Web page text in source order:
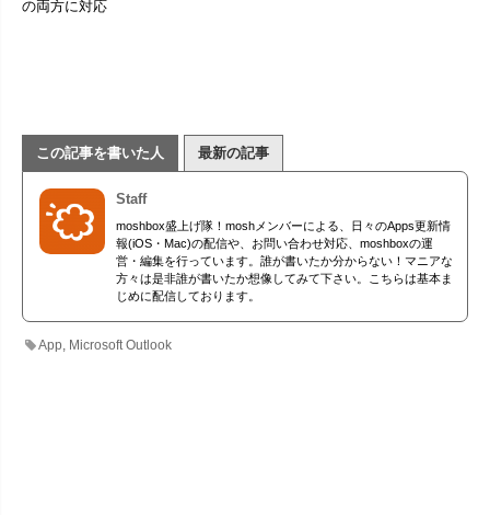
の両方に対応
この記事を書いた人 最新の記事
Staff
moshbox盛上げ隊！moshメンバーによる、日々のApps更新情
報(iOS・Mac)の配信や、お問い合わせ対応、moshboxの運
営・編集を行っています。誰が書いたか分からない！マニアな
方々は是非誰が書いたか想像してみて下さい。こちらは基本ま
じめに配信しております。
App Microsoft Outlook